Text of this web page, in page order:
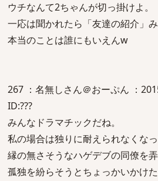
ウチなんて2ちゃんが切っ掛けよ。
一応は聞かれたら「友達の紹介」
本当のことは誰にもいえんw
267 ：名無しさん＠おーぷん ：
ID:???
みんなドラマチックだね。
私の場合は独りに耐えられなくな
縁の無さそうなハゲデブの同僚を
孤独を紛らそうとちょっかいかけた